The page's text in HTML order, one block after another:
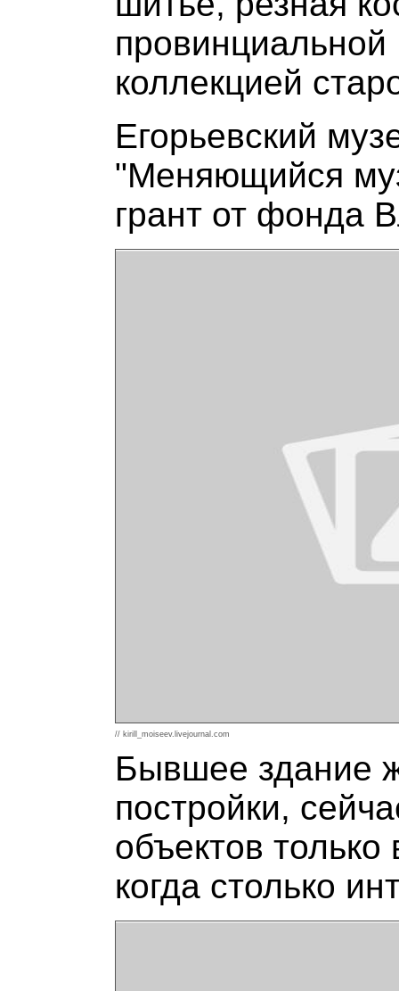
коллекцией
Егорьевский
"Меняющийся
грант от фонда
// kirill_moiseev.livejournal.com
Бывшее здание
постройки,
объектов
когда столько